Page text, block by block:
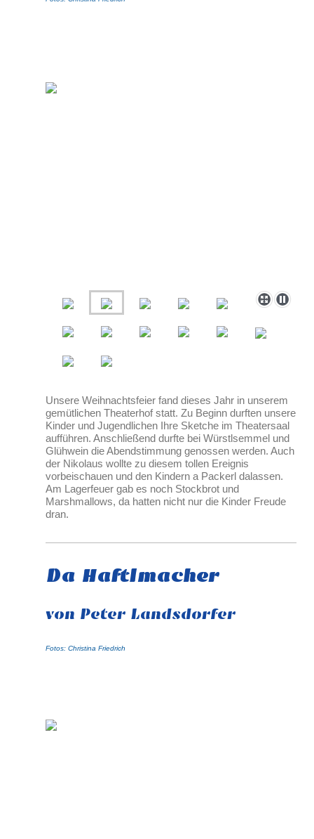
Unsere Weihnachtsfeier fand dieses Jahr in unserem
gemütlichen Theaterhof statt. Zu Beginn durften unsere
Kinder und Jugendlichen Ihre Sketche im Theatersaal
aufführen. Anschließend durfte bei Würstlsemmel und
Glühwein die Abendstimmung genossen werden. Auch
der Nikolaus wollte zu diesem tollen Ereignis
vorbeischauen und den Kindern a Packerl dalassen.
Am Lagerfeuer gab es noch Stockbrot und
Marshmallows, da hatten nicht nur die Kinder Freude
dran.
Da Haftlmacher
von Peter Landsdorfer
Fotos: Christina Friedrich